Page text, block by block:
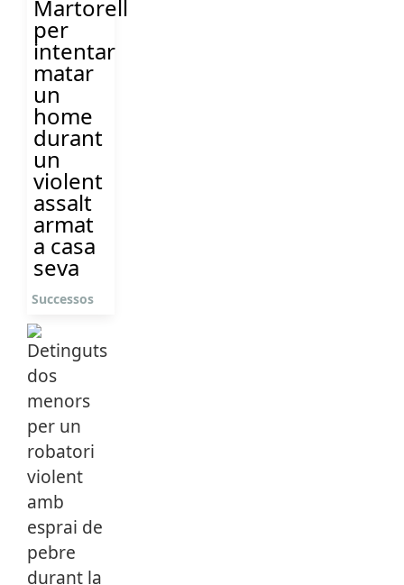
Martorell
per
intentar
matar
un
home
durant
un
violent
assalt
armat
a casa
seva
Successos